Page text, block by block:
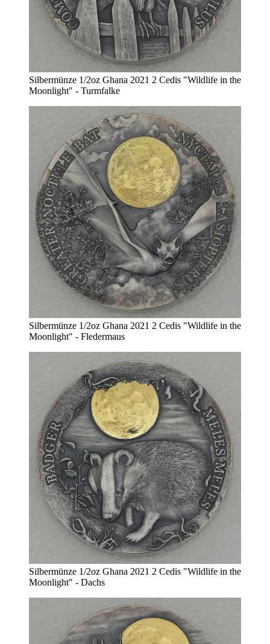
Silbermünze 1/2oz Ghana 2021 2 Cedis "Wildlife in the
Moonlight" - Turmfalke
Silbermünze 1/2oz Ghana 2021 2 Cedis "Wildlife in the
Moonlight" - Fledermaus
Silbermünze 1/2oz Ghana 2021 2 Cedis "Wildlife in the
Moonlight" - Dachs